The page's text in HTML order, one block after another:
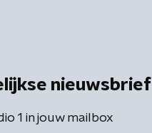
nieuwsbrief
1 in jouw mailbox